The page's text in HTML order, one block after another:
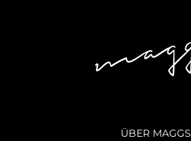
ÜBER MAGGS